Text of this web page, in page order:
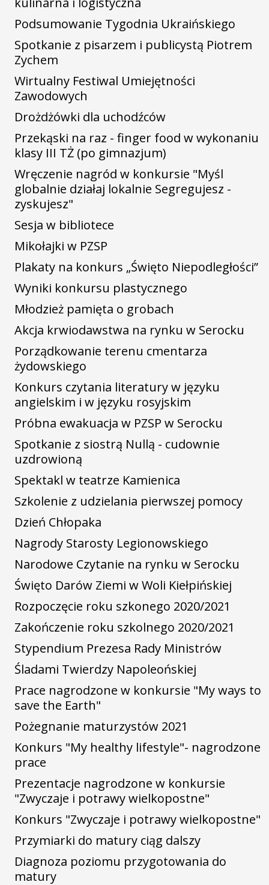
Podsumowanie Tygodnia Ukraińskiego
Spotkanie z pisarzem i publicystą Piotrem
Zychem
Wirtualny Festiwal Umiejętności
Zawodowych
Drożdżówki dla uchodźców
Przekąski na raz - finger food w wykonaniu
klasy III TŻ (po gimnazjum)
Wręczenie nagród w konkursie "Myśl
globalnie działaj lokalnie Segregujesz -
zyskujesz"
Sesja w bibliotece
Mikołajki w PZSP
Plakaty na konkurs „Święto Niepodległości”
Wyniki konkursu plastycznego
Młodzież pamięta o grobach
Akcja krwiodawstwa na rynku w Serocku
Porządkowanie terenu cmentarza
żydowskiego
Konkurs czytania literatury w języku
angielskim i w języku rosyjskim
Próbna ewakuacja w PZSP w Serocku
Spotkanie z siostrą Nullą - cudownie
uzdrowioną
Spektakl w teatrze Kamienica
Szkolenie z udzielania pierwszej pomocy
Dzień Chłopaka
Nagrody Starosty Legionowskiego
Narodowe Czytanie na rynku w Serocku
Święto Darów Ziemi w Woli Kiełpińskiej
Rozpoczęcie roku szkonego 2020/2021
Zakończenie roku szkolnego 2020/2021
Stypendium Prezesa Rady Ministrów
Śladami Twierdzy Napoleońskiej
Prace nagrodzone w konkursie "My ways to
save the Earth"
Pożegnanie maturzystów 2021
Konkurs "My healthy lifestyle"- nagrodzone
prace
Prezentacje nagrodzone w konkursie
"Zwyczaje i potrawy wielkopostne"
Konkurs "Zwyczaje i potrawy wielkopostne"
Przymiarki do matury ciąg dalszy
Diagnoza poziomu przygotowania do
matury